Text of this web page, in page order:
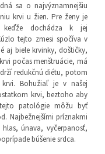
sa o najvýznamnejšiu
krvi u žien. Pre ženy je
keďže dochádza k jej
tejto zmesi spočíva v
aj biele krvinky, doštičky,
počas menštruácie, má
redukčnú diétu, potom
Bohužiaľ je v našej
krvi, beztoho aby
patológie môžu byť
Najbežnejšími príznakmi
únava, vyčerpanosť,
búšenie srdca.